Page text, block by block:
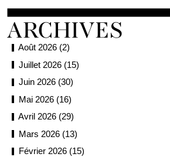
Août 2026 (2)
Juillet 2026 (15)
Juin 2026 (30)
Mai 2026 (16)
Avril 2026 (29)
Mars 2026 (13)
Février 2026 (15)